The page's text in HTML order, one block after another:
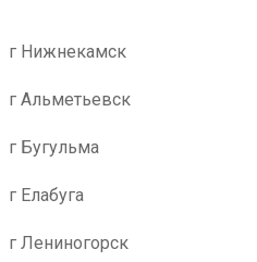
г Нижнекамск
г Альметьевск
г Бугульма
г Елабуга
г Лениногорск